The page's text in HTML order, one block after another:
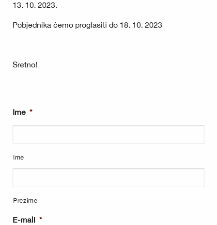
13. 10. 2023.
Pobjednika ćemo proglasiti do 18. 10. 2023
Sretno!
Ime *
Ime
Prezime
E-mail *